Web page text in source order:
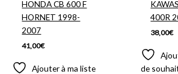
HONDA CB 600 F
HORNET 1998-
2007
41,00€
Ajouter à ma liste
400R
38,00€
de